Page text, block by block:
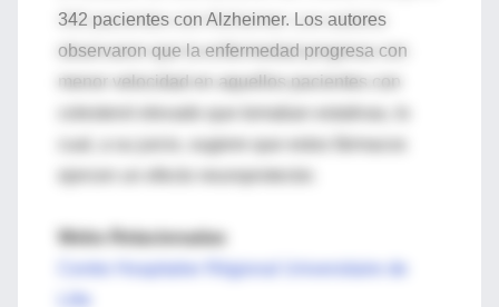
342 pacientes con Alzheimer. Los autores
observaron que la enfermedad progresa con
menor velocidad en aquellos pacientes con
cual, a su juicio, sugiere que estos fármacos
Webs Relacionadas
Centre Hospitalier Régional Universitaire de